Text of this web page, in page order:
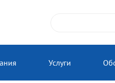
Услуги